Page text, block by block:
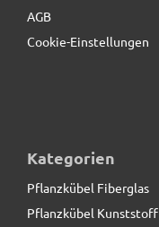
AGB
Cookie-Einstellungen
Kategorien
Pflanzkübel Fiberglas
Pflanzkübel Kunststoff